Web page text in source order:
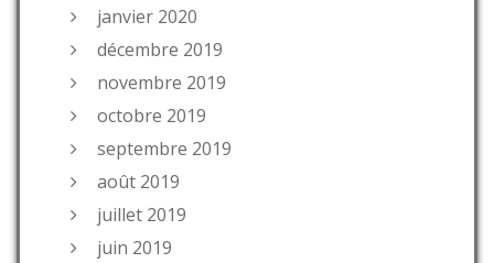
janvier 2020
décembre 2019
novembre 2019
octobre 2019
septembre 2019
août 2019
juillet 2019
juin 2019